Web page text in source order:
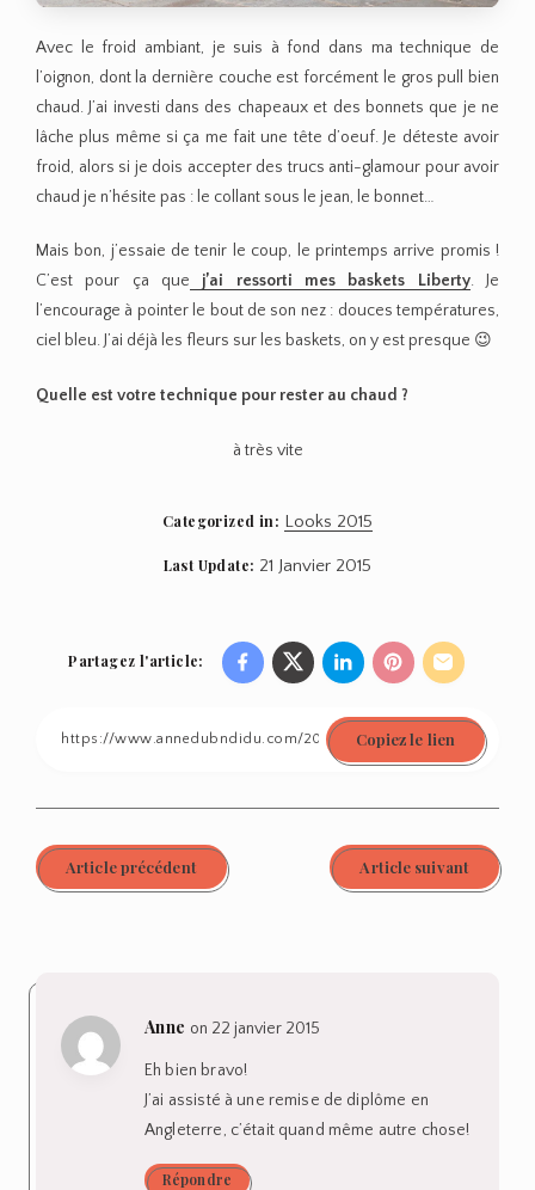
Avec le froid ambiant, je suis à fond dans ma technique de
l’oignon, dont la dernière couche est forcément le gros pull bien
chaud. J’ai investi dans des chapeaux et des bonnets que je ne
lâche plus même si ça me fait une tête d’oeuf. Je déteste avoir
froid, alors si je dois accepter des trucs anti-glamour pour avoir
chaud je n’hésite pas : le collant sous le jean, le bonnet…
Mais bon, j’essaie de tenir le coup, le printemps arrive promis !
C’est pour ça que j’ai ressorti mes baskets Liberty. Je
l’encourage à pointer le bout de son nez : douces températures,
ciel bleu. J’ai déjà les fleurs sur les baskets, on y est presque 😉
Quelle est votre technique pour rester au chaud ?
à très vite
Categorized in: Looks 2015
Last Update: 21 Janvier 2015
Partagez l'article: Share
Facebook
Share
Twitter
Share
Linkedin
Share
Pinterest
Share
Email
Copiez le lien
Article précédent Article suivant
Anne on 22 janvier 2015
Eh bien bravo!
J’ai assisté à une remise de diplôme en
Angleterre, c’était quand même autre chose!
Répondre